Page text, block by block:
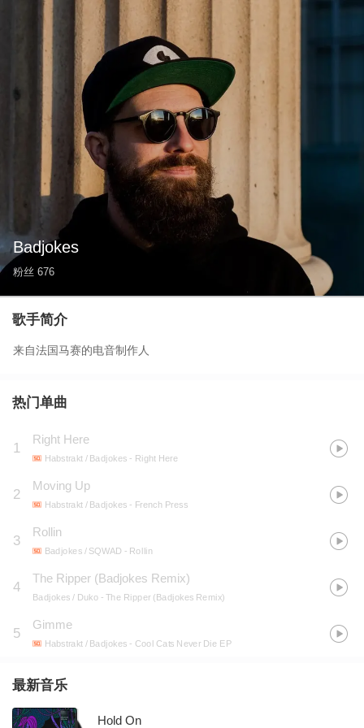
Badjokes
粉丝 676
歌手简介
来自法国马赛的电音制作人
热门单曲
1
Right Here
Habstrakt / Badjokes - Right Here
2
Moving Up
Habstrakt / Badjokes - French Press
3
Rollin
Badjokes / SQWAD - Rollin
4
The Ripper (Badjokes Remix)
Badjokes / Duko- The Ripper (Badjokes Remix)
5
Gimme
Habstrakt / Badjokes - Cool Cats Never Die EP
最新音乐
Hold On